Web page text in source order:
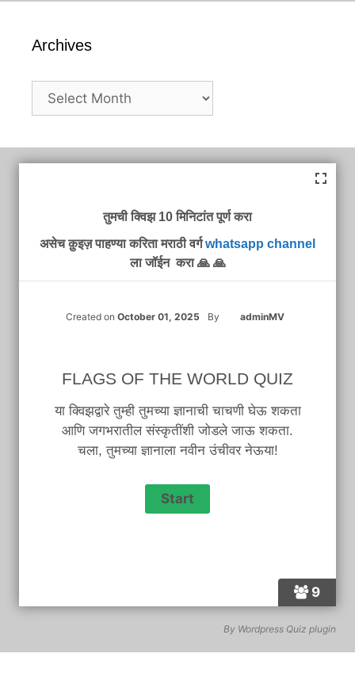
Archives
Archives
9
तुमची क्विझ 10 मिनिटांत पूर्ण करा
असेच क़ुइज़ पाहण्या करिता मराठी वर्गwhatsapp channel
ला जॉईन करा 🙏 🙏
Created on October 01, 2025 By adminMV
FLAGS OF THE WORLD QUIZ
या क्विझद्वारे तुम्ही तुमच्या ज्ञानाची चाचणी घेऊ शकता
आणि जगभरातील संस्कृतींशी जोडले जाऊ शकता.
चला, तुमच्या ज्ञानाला नवीन उंचीवर नेऊया!
By Wordpress Quiz plugin